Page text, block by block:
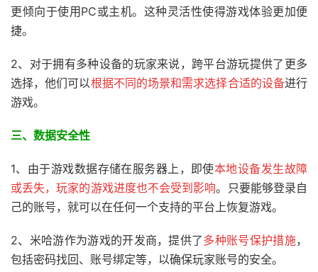
更倾向于使用PC或主机。这种灵活性使得游戏体验更加便
捷。
2、对于拥有多种设备的玩家来说，跨平台游玩提供了更多
选择，他们可以根据不同的场景和需求选择合适的设备进行
游戏。
三、 数据安全性
1、由于游戏数据存储在服务器上，即使本地设备发生故障
或丢失，玩家的游戏进度也不会受到影响。只要能够登录自
己的账号，就可以在任何一个支持的平台上恢复游戏。
2、米哈游作为游戏的开发商，提供了多种账号保护措施，
包括密码找回、账号绑定等，以确保玩家账号的安全。